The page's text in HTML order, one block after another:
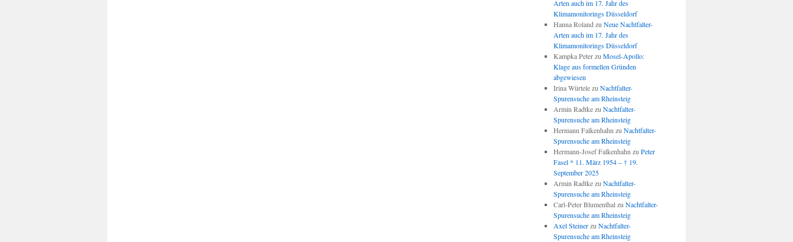
Arten auch im 17. Jahr des
Klimamonitorings Düsseldorf
Hanna Roland zu Neue Nachtfalter-
Arten auch im 17. Jahr des
Klimamonitorings Düsseldorf
Kampka Peterzu Mosel-Apollo:
Klage aus formellen Gründen
abgewiesen
Irina Würtelezu Nachtfalter-
Spurensuche am Rheinsteig
Armin Radtkezu Nachtfalter-
Spurensuche am Rheinsteig
Hermann Falkenhahn zu Nachtfalter-
Spurensuche am Rheinsteig
Hermann-Josef Falkenhahn zu Peter
Fasel * 11. März 1954 – † 19.
September 2025
Armin Radtkezu Nachtfalter-
Spurensuche am Rheinsteig
Carl-Peter Blumenthalzu Nachtfalter-
Spurensuche am Rheinsteig
Axel Steinerzu Nachtfalter-
Spurensuche am Rheinsteig